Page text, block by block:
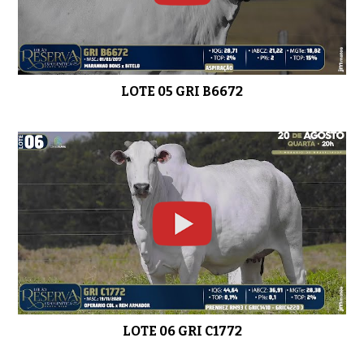
LOTE 17 GRI C6048
LOTE 18 GRI C6005
01:15 LOTE 19 GRI C5989
01:53 LOTE 20 GRI C6930
LOTE 05 GRI B6672
LOTE 06 GRI C1772